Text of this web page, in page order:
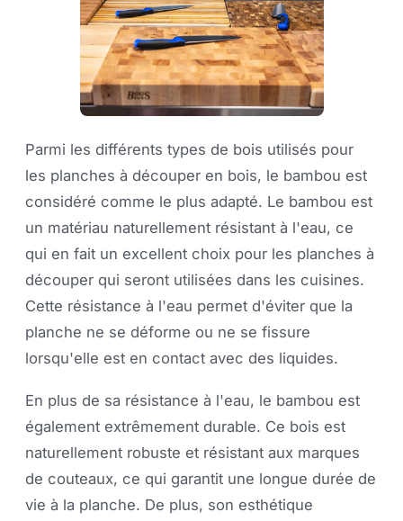
Parmi les différents types de bois utilisés pour
les planches à découper en bois, le bambou est
considéré comme le plus adapté. Le bambou est
un matériau naturellement résistant à l'eau, ce
qui en fait un excellent choix pour les planches à
découper qui seront utilisées dans les cuisines.
Cette résistance à l'eau permet d'éviter que la
planche ne se déforme ou ne se fissure
lorsqu'elle est en contact avec des liquides.
En plus de sa résistance à l'eau, le bambou est
également extrêmement durable. Ce bois est
naturellement robuste et résistant aux marques
de couteaux, ce qui garantit une longue durée de
vie à la planche. De plus, son esthétique